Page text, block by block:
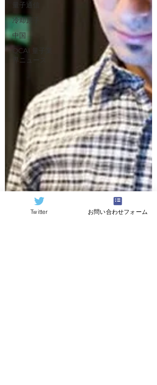
量子通信
冷却原子
中国
QCAI 量子業
界ニュース
Twitter お問い合わせフォーム